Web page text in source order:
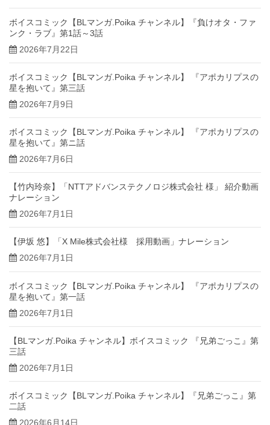
ボイスコミック【BLマンガ.Poika チャンネル】『負けオタ・ファ
ンク・ラブ』第1話～3話
2026年7月22日
ボイスコミック【BLマンガ.Poika チャンネル】 『アポカリプスの
星を抱いて』第三話
2026年7月9日
ボイスコミック【BLマンガ.Poika チャンネル】 『アポカリプスの
星を抱いて』第ニ話
2026年7月6日
【竹内玲奈】「NTTアドバンステクノロジ株式会社 様」 紹介動画
ナレーション
2026年7月1日
【伊坂 悠】「X Mile株式会社様 採用動画」ナレーション
2026年7月1日
ボイスコミック【BLマンガ.Poika チャンネル】 『アポカリプスの
星を抱いて』第一話
2026年7月1日
【BLマンガ.Poika チャンネル】ボイスコミック 『兄弟ごっこ』第
三話
2026年7月1日
ボイスコミック【BLマンガ.Poika チャンネル】『兄弟ごっこ』第
二話
2026年6月14日